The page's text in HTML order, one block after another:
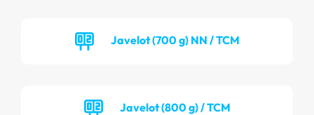
Javelot (700 g) NN / TCM
Javelot (800 g) / TCM